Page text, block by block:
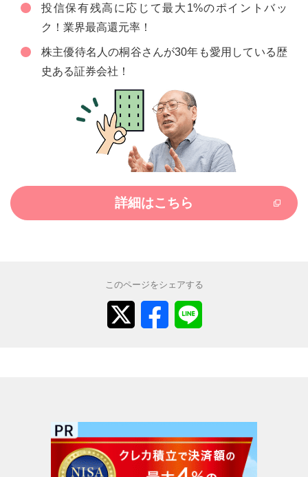
投信保有残高に応じて最大1%のポイントバッ
ク！業界最高還元率！
株主優待名人の桐谷さんが30年も愛用している歴
史ある証券会社！
詳細はこちら
このページをシェアする